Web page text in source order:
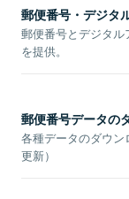
郵便番号・デジタ
郵便番号とデジタ
を提供。
郵便番号データの
各種データのダウン
更新）